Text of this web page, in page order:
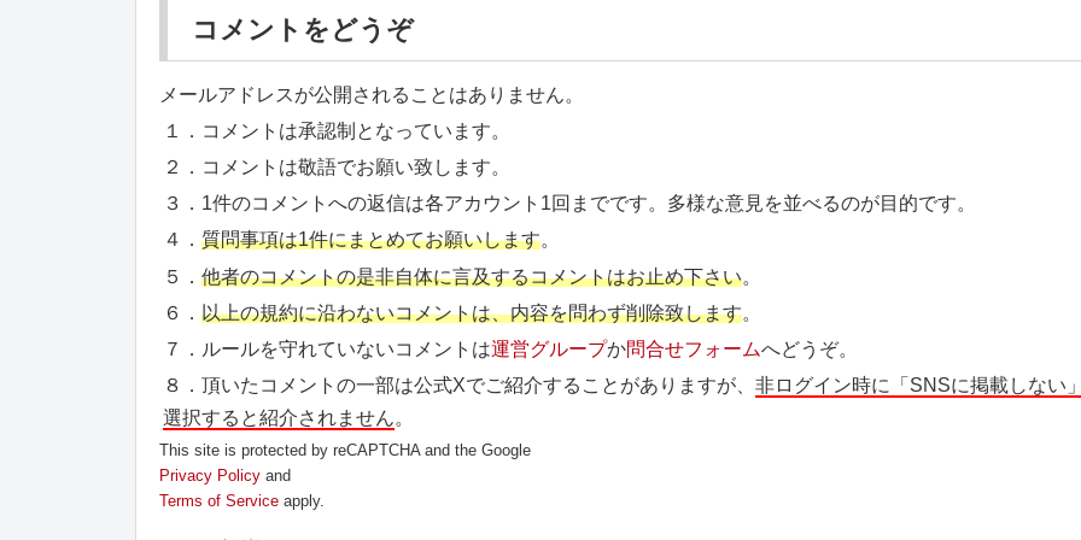
コメントをどうぞ
メールアドレスが公開されることはありません。
１．コメントは承認制となっています。
２．コメントは敬語でお願い致します。
３．1件のコメントへの返信は各アカウント1回までです。多様な意見を並べるのが目的です。
４．質問事項は1件にまとめてお願いします。
５．他者のコメントの是非自体に言及するコメントはお止め下さい。
６．以上の規約に沿わないコメントは、内容を問わず削除致します。
７．ルールを守れていないコメントは運営グループか問合せフォームへどうぞ。
８．頂いたコメントの一部は公式Xでご紹介することがありますが、非ログイン時に「SNSに掲載しない
選択すると紹介されません。
This site is protected by reCAPTCHA and the Google
Privacy Policy and
Terms of Service apply.